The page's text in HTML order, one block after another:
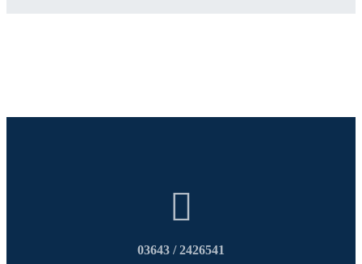
03643 / 2426541